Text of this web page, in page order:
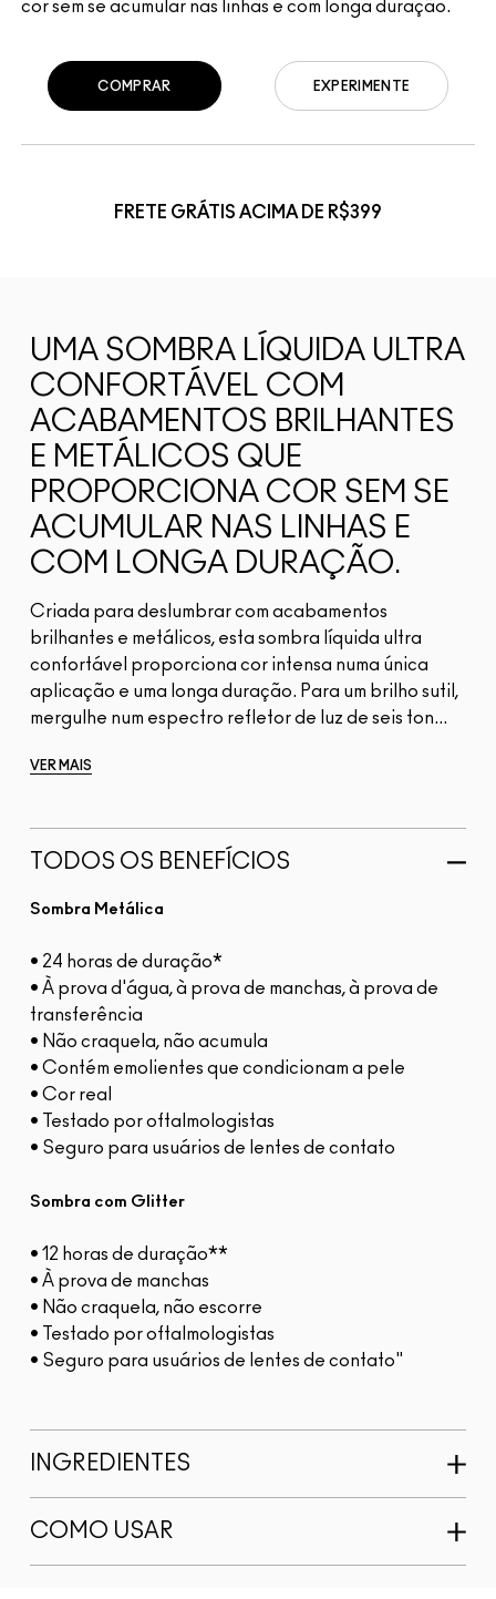
cor sem se acumular nas linhas e com longa duração.
EXPERIMENTE
COMPRAR
FRETE GRÁTIS ACIMA DE R$399
UMA SOMBRA LÍQUIDA ULTRA
CONFORTÁVEL COM
ACABAMENTOS BRILHANTES
E METÁLICOS QUE
PROPORCIONA COR SEM SE
ACUMULAR NAS LINHAS E
COM LONGA DURAÇÃO.
Criada para deslumbrar com acabamentos
brilhantes e metálicos, esta sombra líquida ultra
confortável proporciona cor intensa numa única
aplicação e uma longa duração. Para um brilho sutil,
mergulhe num espectro refletor de luz de seis ton...
VER MAIS
TODOS OS BENEFÍCIOS
Sombra Metálica
• 24 horas de duração*
• À prova d'água, à prova de manchas, à prova de
transferência
• Não craquela, não acumula
• Contém emolientes que condicionam a pele
• Cor real
• Testado por oftalmologistas
• Seguro para usuários de lentes de contato
Sombra com Glitter
• 12 horas de duração**
• À prova de manchas
• Não craquela, não escorre
• Testado por oftalmologistas
• Seguro para usuários de lentes de contato"
INGREDIENTES
COMO USAR